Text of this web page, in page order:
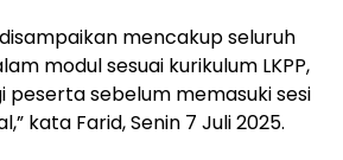
mencakup seluruh
modul sesuai kurikulum LKPP,
peserta sebelum memasuki sesi
kata Farid, Senin 7 Juli 2025.